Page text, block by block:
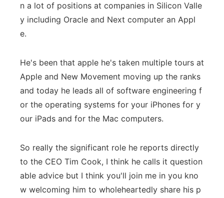
n a lot of positions at companies in Silicon Valle
y including Oracle and Next computer an Appl
e.
He's been that apple he's taken multiple tours at
Apple and New Movement moving up the ranks
and today he leads all of software engineering f
or the operating systems for your iPhones for y
our iPads and for the Mac computers.
So really the significant role he reports directly
to the CEO Tim Cook, I think he calls it question
able advice but I think you'll join me in you kno
w welcoming him to wholeheartedly share his p